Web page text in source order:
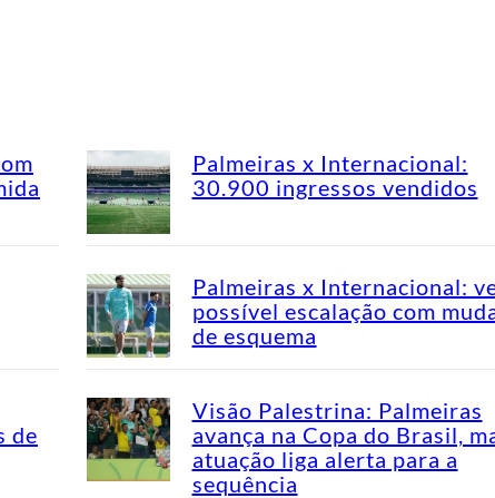
Palmeiras x Internacional:
30.900 ingressos vendidos
Palmeiras x Internacional:
possível escalação com
de esquema
de
Visão Palestrina: Palmeiras
avança na Copa do Brasil,
atuação liga alerta para a
sequência